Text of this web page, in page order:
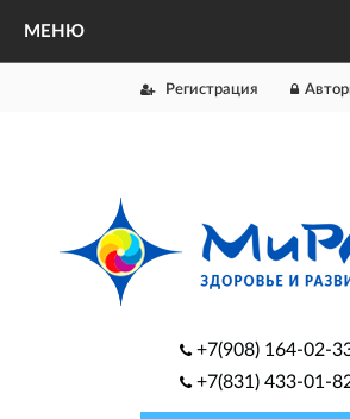
Регистрация
+7(908) 164-02-
+7(831) 433-01-